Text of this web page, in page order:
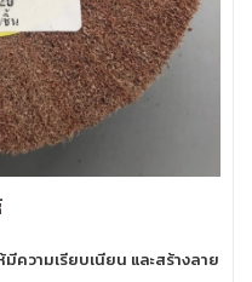
ความเรียบเนียน และสร้างลาย